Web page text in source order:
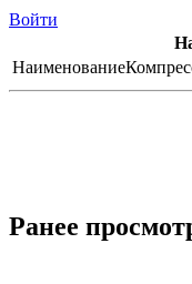
Войти
Наименование
Ранее